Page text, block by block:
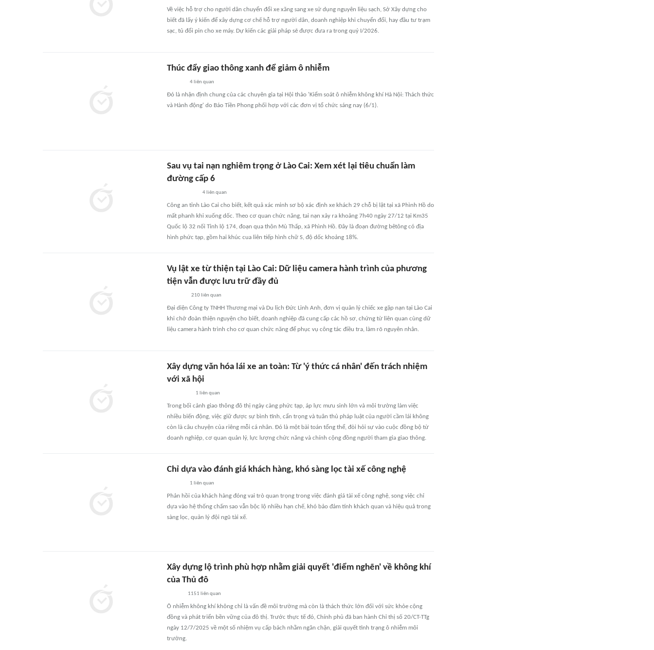
Về việc hỗ trợ cho người dân chuyển đổi xe xăng sang xe sử dụng nguyên liệu sạch, Sở Xây dựng cho
biết đã lấy ý kiến để xây dựng cơ chế hỗ trợ người dân, doanh nghiệp khi chuyển đổi, hay đầu tư trạm
sạc, tủ đổi pin cho xe máy. Dự kiến các giải pháp sẽ được đưa ra trong quý I/2026.
Thúc đẩy giao thông xanh để giảm ô nhiễm
4liên quan
Đó là nhận định chung của các chuyên gia tại Hội thảo 'Kiểm soát ô nhiễm không khí Hà Nội: Thách thức
và Hành động' do Báo Tiền Phong phối hợp với các đơn vị tổ chức sáng nay (6/1).
Sau vụ tai nạn nghiêm trọng ở Lào Cai: Xem xét lại tiêu chuẩn làm
đường cấp 6
4liên quan
Công an tỉnh Lào Cai cho biết, kết quả xác minh sơ bộ xác định xe khách 29 chỗ bị lật tại xã Phình Hồ do
mất phanh khi xuống dốc. Theo cơ quan chức năng, tai nạn xảy ra khoảng 7h40 ngày 27/12 tại Km35
Quốc lộ 32 nối Tỉnh lộ 174, đoạn qua thôn Mù Thấp, xã Phình Hồ. Đây là đoạn đường bêtông có địa
hình phức tạp, gồm hai khúc cua liên tiếp hình chữ S, độ dốc khoảng 18%.
Vụ lật xe từ thiện tại Lào Cai: Dữ liệu camera hành trình của phương
tiện vẫn được lưu trữ đầy đủ
210liên quan
Đại diện Công ty TNHH Thương mại và Du lịch Đức Linh Anh, đơn vị quản lý chiếc xe gặp nạn tại Lào Cai
khi chở đoàn thiện nguyện cho biết, doanh nghiệp đã cung cấp các hồ sơ, chứng từ liên quan cùng dữ
liệu camera hành trình cho cơ quan chức năng để phục vụ công tác điều tra, làm rõ nguyên nhân.
Xây dựng văn hóa lái xe an toàn: Từ 'ý thức cá nhân' đến trách nhiệm
với xã hội
1 liên quan
Trong bối cảnh giao thông đô thị ngày càng phức tạp, áp lực mưu sinh lớn và môi trường làm việc
nhiều biến động, việc giữ được sự bình tĩnh, cẩn trọng và tuân thủ pháp luật của người cầm lái không
còn là câu chuyện của riêng mỗi cá nhân. Đó là một bài toán tổng thể, đòi hỏi sự vào cuộc đồng bộ từ
doanh nghiệp, cơ quan quản lý, lực lượng chức năng và chính cộng đồng người tham gia giao thông.
Chỉ dựa vào đánh giá khách hàng, khó sàng lọc tài xế công nghệ
1 liên quan
Phản hồi của khách hàng đóng vai trò quan trọng trong việc đánh giá tài xế công nghệ, song việc chỉ
dựa vào hệ thống chấm sao vẫn bộc lộ nhiều hạn chế, khó bảo đảm tính khách quan và hiệu quả trong
sàng lọc, quản lý đội ngũ tài xế.
Xây dựng lộ trình phù hợp nhằm giải quyết 'điểm nghẽn' về không khí
của Thủ đô
1151 liên quan
Ô nhiễm không khí không chỉ là vấn đề môi trường mà còn là thách thức lớn đối với sức khỏe cộng
đồng và phát triển bền vững của đô thị. Trước thực tế đó, Chính phủ đã ban hành Chỉ thị số 20/CT-TTg
ngày 12/7/2025 về một số nhiệm vụ cấp bách nhằm ngăn chặn, giải quyết tình trạng ô nhiễm môi
trường.